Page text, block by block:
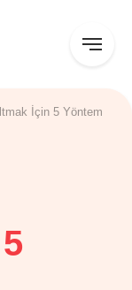
İçin 5 Yöntem